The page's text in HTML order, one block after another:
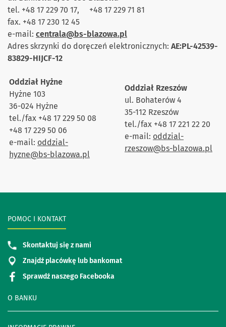
tel. +48 17 229 70 17, +48 17 229 71 81
fax. +48 17 230 12 45
e-mail: centrala@bs-blazowa.pl
Adres skrzynki do doręczeń elektronicznych: AE:PL-42539-
83829-HIJCF-12
Oddział Hyżne
Hyżne 103
36-024 Hyżne
tel./fax +48 17 229 50 08
+48 17 229 50 06
e-mail: oddzial-
hyzne@bs-blazowa.pl
Oddział Rzeszów
ul. Bohaterów 4
35-112 Rzeszów
tel./fax +48 17 221 22 20
e-mail: oddzial-
rzeszow@bs-blazowa.pl
O BANKU
POMOC I KONTAKT
Skontaktuj się z nami
Znajdź placówkę lub bankomat
Sprawdź naszego Facebooka